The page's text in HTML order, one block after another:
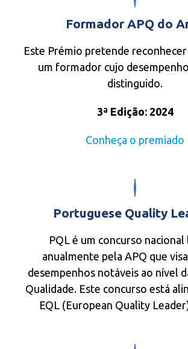
Formador APQ do
Este Prémio pretende
um formador cujo
distinguido.
3ª Edição: 2024
Conheça o premiado
Portuguese Quality
PQL é um concurso nacional
anualmente pela APQ que
desempenhos notáveis ao nível
Qualidade. Este concurso está
EQL (European Quality